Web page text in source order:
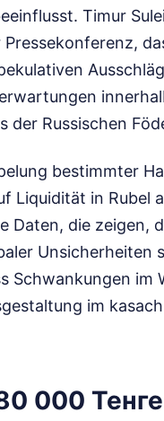
Timur
der Russischen
bestimmter
Liquidität in Rubel
Daten, die zeigen,
Unsicherheiten
im
im
000